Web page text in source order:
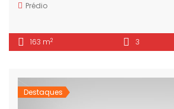
Prédio
163 m2 3
Destaques